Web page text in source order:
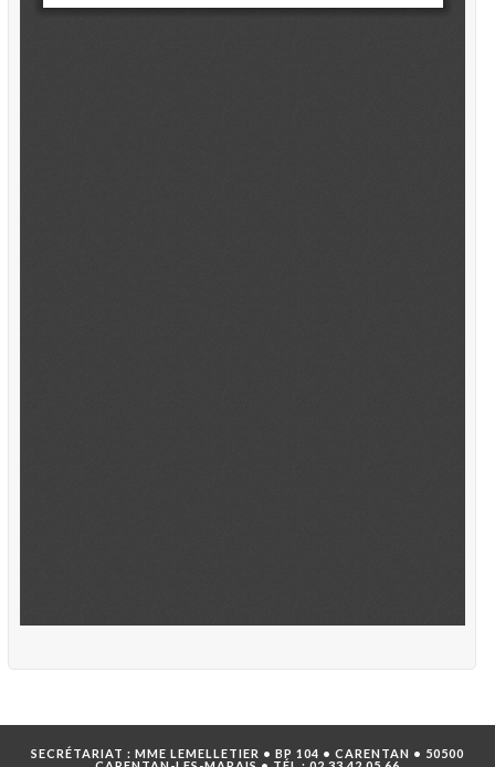
SECRÉTARIAT : MME LEMELLETIER • BP 104 • CARENTAN • 50500